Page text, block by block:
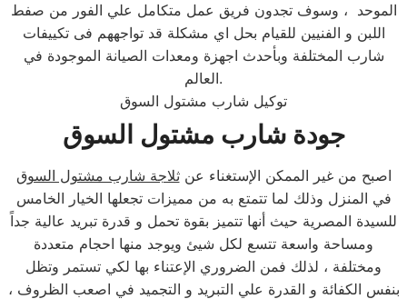
الموحد ، وسوف تجدون فريق عمل متكامل علي الفور من صفط
اللبن و الفنيين للقيام بحل اي مشكلة قد تواجههم فى تكييفات
شارب المختلفة وبأحدث اجهزة ومعدات الصيانة الموجودة في
العالم.
توكيل شارب مشتول السوق
جودة شارب مشتول السوق
اصبح من غير الممكن الإستغناء عنثلاجة شارب مشتول السوق
في المنزل وذلك لما تتمتع به من مميزات تجعلها الخيار الخامس
للسيدة المصرية حيث أنها تتميز بقوة تحمل و قدرة تبريد عالية جداً
ومساحة واسعة تتسع لكل شيئ ويوجد منها احجام متعددة
ومختلفة ، لذلك فمن الضروري الإعتناء بها لكي تستمر وتظل
بنفس الكفائة و القدرة علي التبريد و التجميد في اصعب الظروف ،